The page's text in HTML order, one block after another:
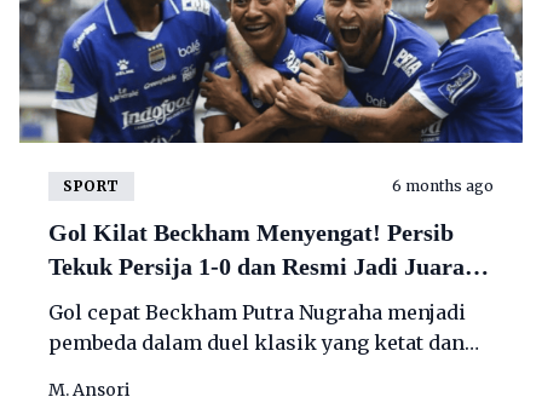
SPORT 6 months ago
Gol Kilat Beckham Menyengat! Persib
Tekuk Persija 1-0 dan Resmi Jadi Juara
Paruh Musim Super League
Gol cepat Beckham Putra Nugraha menjadi
pembeda dalam duel klasik yang ketat dan
M. Ansori